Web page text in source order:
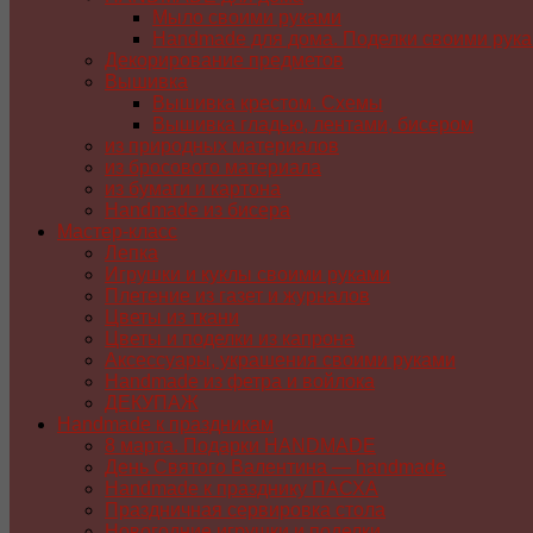
Мыло своими руками
Handmade для дома. Поделки своими
Декорирование предметов
Вышивка
Вышивка крестом. Схемы
Вышивка гладью, лентами, бисером
из природных материалов
из бросового материала
из бумаги и картона
Handmade из бисера
Мастер-класс
Лепка
Игрушки и куклы своими руками
Плетение из газет и журналов
Цветы из ткани
Цветы и поделки из капрона
Аксессуары, украшения своими руками
Handmade из фетра и войлока
ДЕКУПАЖ
Handmade к праздникам
8 марта. Подарки HANDMADE
День Святого Валентина — handmade
Handmade к празднику ПАСХA
Праздничная сервировка стола